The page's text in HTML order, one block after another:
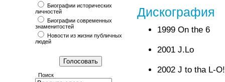
Биографии исторических
личностей
Биографии современных
знаменитостей
Новости из жизни публичных
людей
Поиск
Дискография
1999 On the 6
2001 J.Lo
2002 J to tha L-